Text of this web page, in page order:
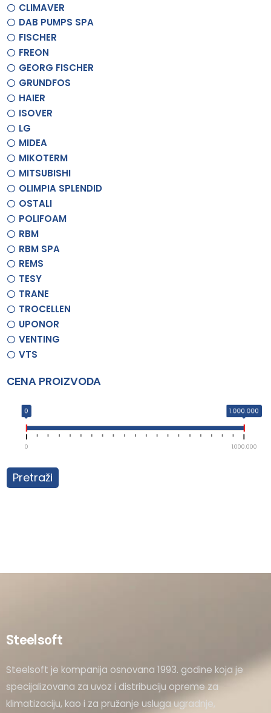
CLIMAVER
DAB PUMPS SPA
FISCHER
FREON
GEORG FISCHER
GRUNDFOS
HAIER
ISOVER
LG
MIDEA
MIKOTERM
MITSUBISHI
OLIMPIA SPLENDID
OSTALI
POLIFOAM
RBM
RBM SPA
REMS
TESY
TRANE
TROCELLEN
UPONOR
VENTING
VTS
CENA PROIZVODA
0 1.000.000
0 1.000.000
Pretraži
Steelsoft
Steelsoft je kompanija osnovana 1993. godine koja je
specijalizovana za uvoz i distribuciju opreme za
klimatizaciju, kao i za pružanje usluga ugradnje,